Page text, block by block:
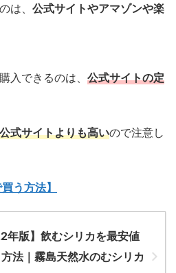
は、 公式サイトやアマゾンや楽
入できるのは、 公式サイトの定
式サイトよりも高いので注意し
う方法】
年版】飲むシリカを最安値
法｜霧島天然水のむシリカ